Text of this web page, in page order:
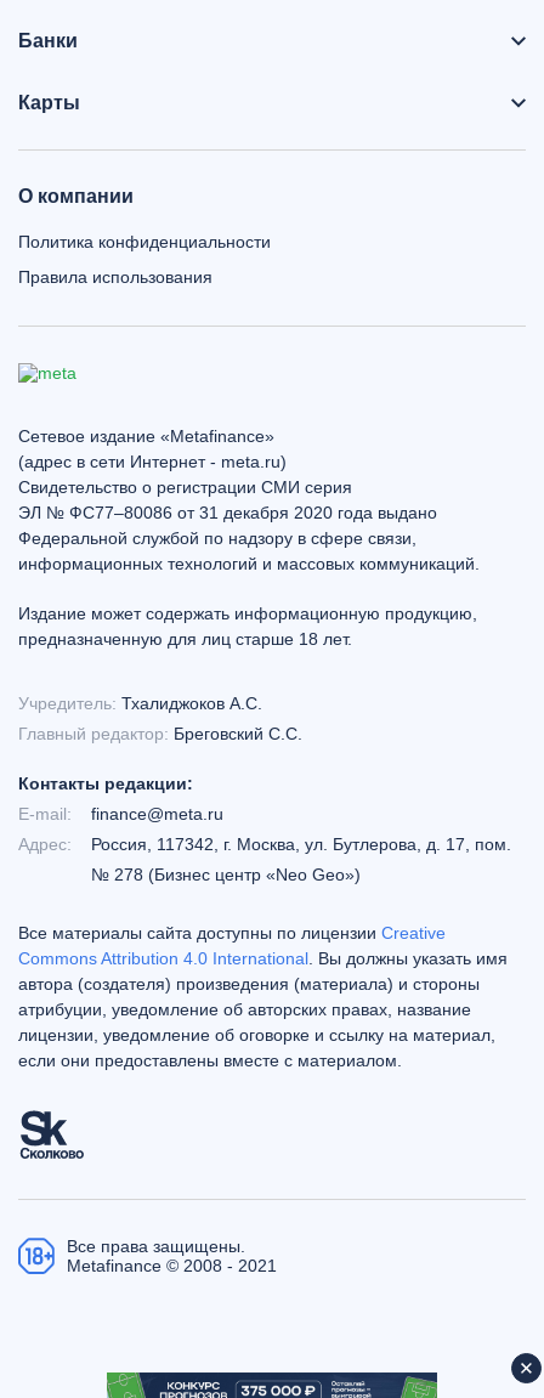
Банки
Карты
О компании
Политика конфиденциальности
Правила использования
Сетевое издание «Metafinance»
(адрес в сети Интернет - meta.ru)
Свидетельство о регистрации СМИ серия
ЭЛ № ФС77–80086 от 31 декабря 2020 года выдано
Федеральной службой по надзору в сфере связи,
информационных технологий и массовых коммуникаций.
Издание может содержать информационную продукцию,
предназначенную для лиц старше 18 лет.
Учредитель: Тхалиджоков А.С.
Главный редактор: Бреговский С.С.
Контакты редакции:
E-mail:
finance@meta.ru
Адрес:
Россия, 117342, г. Москва, ул. Бутлерова, д. 17, пом.
№ 278 (Бизнес центр «Neo Geo»)
Все материалы сайта доступны по лицензии Creative
Commons Attribution 4.0 International . Вы должны указать имя
автора (создателя) произведения (материала) и стороны
атрибуции, уведомление об авторских правах, название
лицензии, уведомление об оговорке и ссылку на материал,
если они предоставлены вместе с материалом.
Все права защищены.
Metafinance © 2008 - 2021